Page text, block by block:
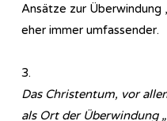
Ansätze zur Überwindung
eher immer umfassender.
3.
Das Christentum, vor
als Ort der Überwindung